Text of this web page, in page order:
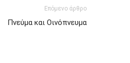
Επόμενο άρθρο
Πνεύμα και Οινόπνευμα